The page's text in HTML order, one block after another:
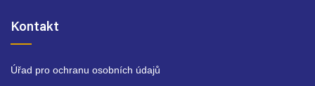
Kontakt
Úřad pro ochranu osobních údajů